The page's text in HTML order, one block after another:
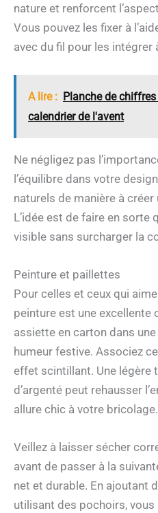
nature et renforcent
Vous pouvez les fixer à
avec du fil pour les
A lire : Planche de
calendrier de l'avent
Ne négligez pas
l’équilibre dans votre
naturels de manière à
L’idée est de faire en sorte
visible sans surcharger la
Peinture et paillettes
Pour celles et ceux qui
peinture est une excellente
assiette en carton dans
humeur festive. Associez
effet scintillant. Une légère
d’argenté peut rehausser
allure chic à votre bricolage.
Veillez à laisser sécher
avant de passer à la
net et durable. En ajoutant
utilisant des pochoirs,